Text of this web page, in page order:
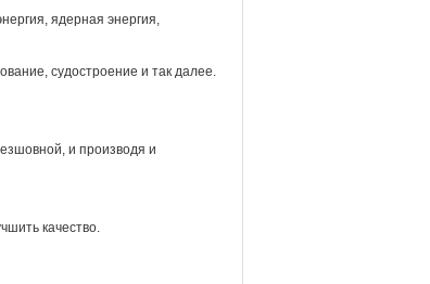
ядерная энергия,
судостроение и так далее.
и производя и
качество.